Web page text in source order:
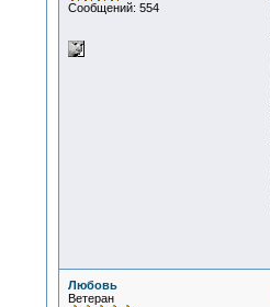
Сообщений: 554
Любовь
Ветеран